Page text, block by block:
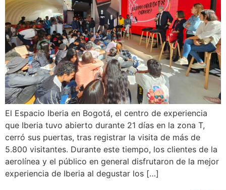
El Espacio Iberia en Bogotá, el centro de experiencia
que Iberia tuvo abierto durante 21 días en la zona T,
cerró sus puertas, tras registrar la visita de más de
5.800 visitantes. Durante este tiempo, los clientes de la
aerolínea y el público en general disfrutaron de la mejor
experiencia de Iberia al degustar los […]